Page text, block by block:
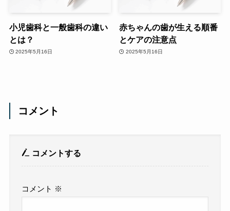
小児歯科と一般歯科の違い
とは？
2025年5月16日
赤ちゃんの歯が生える順番
とケアの注意点
2025年5月16日
コメント
コメントする
コメント ※